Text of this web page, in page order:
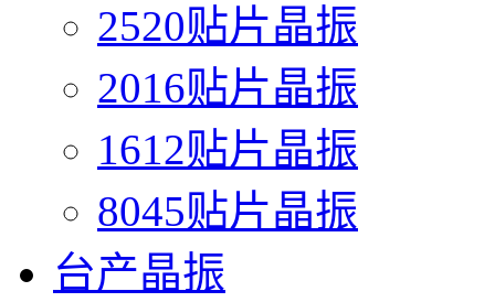
2520贴片晶振
2016贴片晶振
1612贴片晶振
8045贴片晶振
台产晶振